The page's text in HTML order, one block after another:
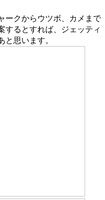
ークからウツボ、カメまで
するとすれば、ジェッティ
思います。